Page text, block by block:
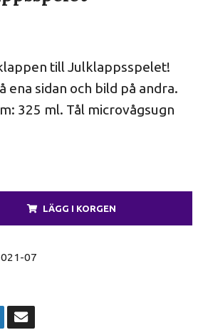
till Julklappsspelet!
ena sidan och bild på andra.
325 ml. Tål microvågsugn
LÄGG I KORGEN
07